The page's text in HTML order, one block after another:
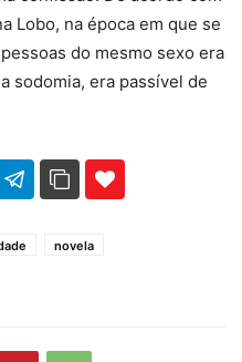
Lobo, na época em que se
do mesmo sexo era
sodomia, era passível de
novela